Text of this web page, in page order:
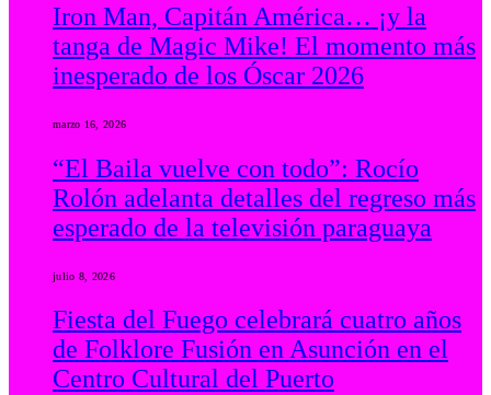
Iron Man, Capitán América… ¡y la
tanga de Magic Mike! El momento más
inesperado de los Óscar 2026
marzo 16, 2026
“El Baila vuelve con todo”: Rocío
Rolón adelanta detalles del regreso más
esperado de la televisión paraguaya
julio 8, 2026
Fiesta del Fuego celebrará cuatro años
de Folklore Fusión en Asunción en el
Centro Cultural del Puerto